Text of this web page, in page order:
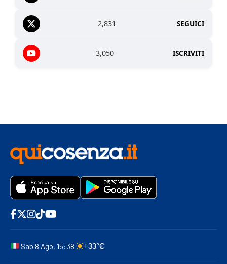
2,831 SEGUICI
3,050 ISCRIVITI
Sab 8 Ago, 15:38 +33°C